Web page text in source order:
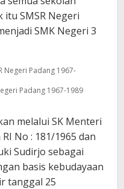
itu SMSR Negeri
SMK Negeri 3
Padang 1967-1989
melalui SK Menteri
No : 181/1965 dan
Sudirjo sebagai
basis kebudayaan
tanggal 25